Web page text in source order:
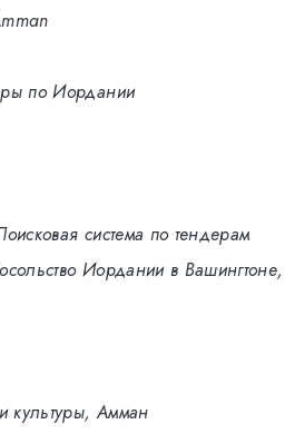
по Иордании
система по тендерам
Иордании в Вашингтоне,
культуры, Амман